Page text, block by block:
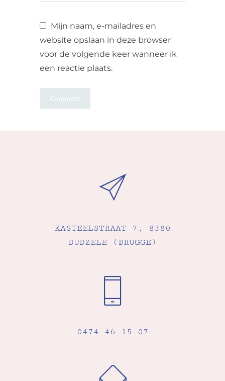
Mijn naam, e-mailadres en
website opslaan in deze browser
voor de volgende keer wanneer ik
een reactie plaats.
KASTEELSTRAAT 7, 8380
DUDZELE (BRUGGE)
0474 46 15 07